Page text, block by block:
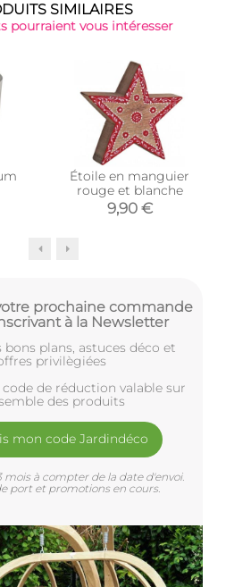
SIMILAIRES
pourraient vous intéresser
Étoile en manguier
rouge et blanche
9,90 €
prochaine commande
à la Newsletter
bons plans, astuces déco et
privilègiées
code de réduction valable sur
des produits
mon code Jardindéco
mois à compter de la date d'envoi.
port et promotions en cours.